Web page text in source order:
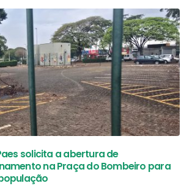
solicita a abertura de
na Praça do Bombeiro para